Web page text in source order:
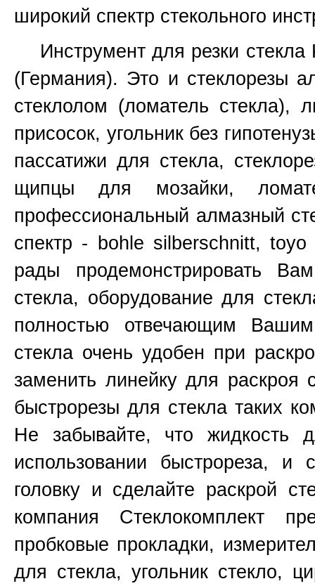
широкий спектр стекольного
Инструмент для резки стекла
(Германия). Это и стеклорезы
стеклолом (ломатель стекла),
присосок, угольник без
пассатижи для стекла,
щипцы для мозайки,
профессиональный алмазный
спектр - bohle silberschnitt,
рады продемонстрировать
стекла, оборудование для
полностью отвечающим
стекла очень удобен при
заменить линейку для раскроя
быстрорезы для стекла таких
Не забывайте, что жидкость
использовании быстрореза, и
головку и сделайте раскрой
компания Стеклокомплект
пробковые прокладки,
для стекла, угольник стекло,